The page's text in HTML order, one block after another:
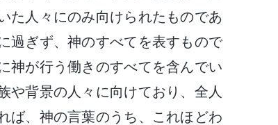
た人々にのみ向けられたものであ
過ぎず、神のすべてを表すもので
神が行う働きのすべてを含んでい
や背景の人々に向けており、全人
ば、神の言葉のうち、これほどわ